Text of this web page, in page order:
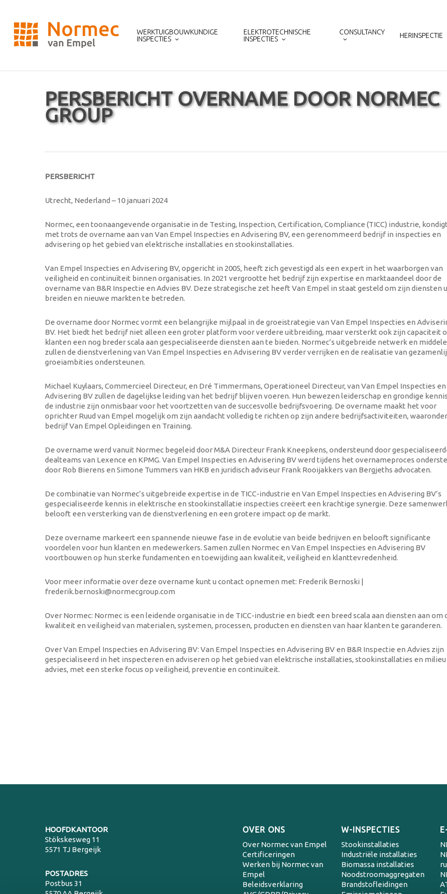
main
content
WERKTUIGBOUWKUNDIGE
INSPECTIES
ELEKTROTECHNISCHE
INSPECTIES
CONSULTANCY HERINSPECTIE
PERSBERICHT OVERNAME DOOR NORMEC
GROUP
PERSBERICHT
Utrecht, Nederland – 10 januari 2024
Normec, een toonaangevende organisatie in de Testing, Inspection, Certification, Compliance (TICC) industrie, kondigt
met trots de overname aan van Van Empel Inspecties en Advisering BV, een gerenommeerd bedrijf in inspecties en
advisering op het gebied van elektrische installaties en stookinstallaties.
Van Empel Inspecties en Advisering BV, opgericht in 2005, heeft zich gevestigd als een expert in het waarborgen van
veiligheid en continuïteit binnen organisaties. In 2021 vergrootte het bedrijf zijn expertise en marktaandeel door de
overname van B&R Inspectie en Advies BV. Deze strategische zet heeft Van Empel in staat gesteld om zijn diensten
breiden en nieuwe markten te betreden.
De overname door Normec vormt een belangrijke mijlpaal in de groeistrategie van Van Empel Inspecties en
BV. Het biedt het bedrijf niet alleen een groter platform voor verdere uitbreiding, maar versterkt ook zijn capaciteit
klanten een nog breder scala aan gespecialiseerde diensten aan te bieden. Normec’s uitgebreide netwerk en
zullen de dienstverlening van Van Empel Inspecties en Advisering BV verder verrijken en de realisatie van
groeiambities ondersteunen.
Michael Kuylaars, Commercieel Directeur, en Dré Timmermans, Operationeel Directeur, van Van Empel Inspecties en
Advisering BV zullen de dagelijkse leiding van het bedrijf blijven voeren. Hun bewezen leiderschap en grondige
de industrie zijn onmisbaar voor het voortzetten van de succesvolle bedrijfsvoering. De overname maakt het voor
oprichter Ruud van Empel mogelijk om zijn aandacht volledig te richten op zijn andere bedrijfsactiviteiten,
bedrijf Van Empel Opleidingen en Training.
De overname werd vanuit Normec begeleid door M&A Directeur Frank Kneepkens, ondersteund door
dealteams van Lexence en KPMG. Van Empel Inspecties en Advisering BV werd tijdens het overnameproces
door Rob Bierens en Simone Tummers van HKB en juridisch adviseur Frank Rooijakkers van Bergjeths advocaten.
De combinatie van Normec’s uitgebreide expertise in de TICC-industrie en Van Empel Inspecties en Advisering BV’s
gespecialiseerde kennis in elektrische en stookinstallatie inspecties creëert een krachtige synergie. Deze
belooft een versterking van de dienstverlening en een grotere impact op de markt.
Deze overname markeert een spannende nieuwe fase in de evolutie van beide bedrijven en belooft significante
voordelen voor hun klanten en medewerkers. Samen zullen Normec en Van Empel Inspecties en Advisering BV
voortbouwen op hun sterke fundamenten en toewijding aan kwaliteit, veiligheid en klanttevredenheid.
Voor meer informatie over deze overname kunt u contact opnemen met: Frederik Bernoski |
frederik.bernoski@normecgroup.com
Over Normec: Normec is een leidende organisatie in de TICC-industrie en biedt een breed scala aan diensten aan om
kwaliteit en veiligheid van materialen, systemen, processen, producten en diensten van haar klanten te garanderen.
Over Van Empel Inspecties en Advisering BV: Van Empel Inspecties en Advisering BV en B&R Inspectie en Advies zijn
gespecialiseerd in het inspecteren en adviseren op het gebied van elektrische installaties, stookinstallaties en milieu
advies, met een sterke focus op veiligheid, preventie en continuïteit.
HOOFDKANTOOR
Stökskesweg 11
5571 TJ Bergeijk
POSTADRES
Postbus 31
OVER ONS
Over Normec van Empel
Certificeringen
Werken bij Normec van
Empel
Beleidsverklaring
W-INSPECTIES
Stookinstallaties
Industriële installaties
Biomassa installaties
Noodstroomaggregaten
Brandstofleidingen